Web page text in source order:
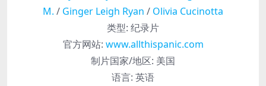
M. / Ginger Leigh Ryan / Olivia Cucinotta
类型: 纪录片
官方网站: www.allthispanic.com
制片国家/地区: 美国
语言: 英语